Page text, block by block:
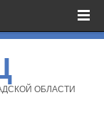
ОБЛАСТИ